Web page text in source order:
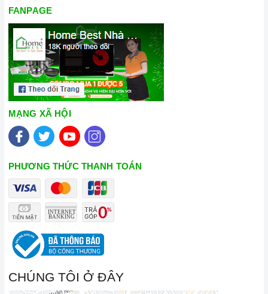
FANPAGE
MẠNG XÃ HỘI
PHƯƠNG THỨC THANH TOÁN
CHÚNG TÔI Ở ĐÂY